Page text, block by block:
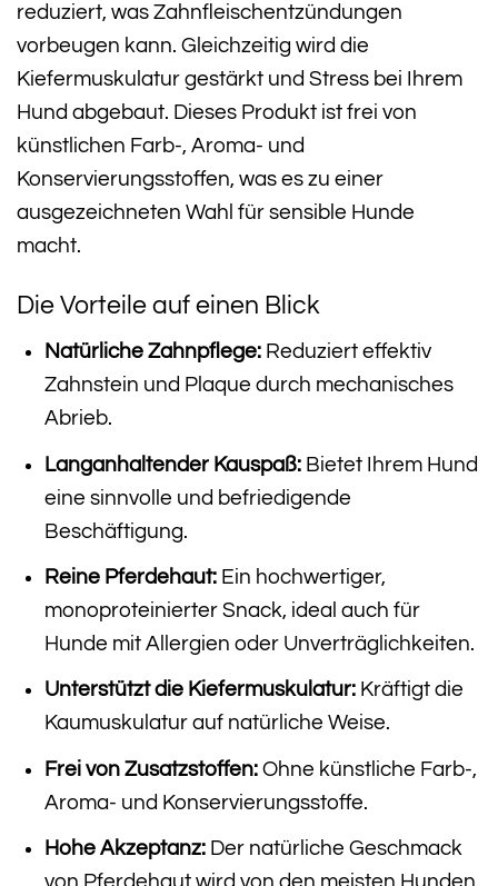
reduziert, was Zahnfleischentzündungen
vorbeugen kann. Gleichzeitig wird die
Kiefermuskulatur gestärkt und Stress bei Ihrem
Hund abgebaut. Dieses Produkt ist frei von
künstlichen Farb-, Aroma- und
Konservierungsstoffen, was es zu einer
ausgezeichneten Wahl für sensible Hunde
macht.
Die Vorteile auf einen Blick
Natürliche Zahnpflege:Reduziert effektiv
Zahnstein und Plaque durch mechanisches
Abrieb.
Langanhaltender Kauspaß:Bietet Ihrem Hund
eine sinnvolle und befriedigende
Beschäftigung.
Reine Pferdehaut:Ein hochwertiger,
monoproteinierter Snack, ideal auch für
Hunde mit Allergien oder Unverträglichkeiten.
Unterstützt die Kiefermuskulatur:Kräftigt die
Kaumuskulatur auf natürliche Weise.
Frei von Zusatzstoffen:Ohne künstliche Farb-,
Aroma- und Konservierungsstoffe.
Hohe Akzeptanz:Der natürliche Geschmack